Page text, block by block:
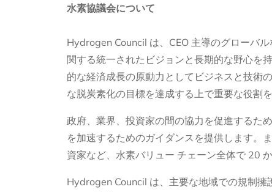
水素協議会について
Hydrogen Council は、CEO 主導のグローバ
関する統一されたビジョンと長期的な野心を
的な経済成長の原動力としてビジネスと技術
な脱炭素化の目標を達成する上で重要な役割
政府、業界、投資家の間の協力を促進するた
を加速するためのガイダンスを提供します。
資家など、水素バリュー チェーン全体で 20
Hydrogen Council は、主要な地域での規制